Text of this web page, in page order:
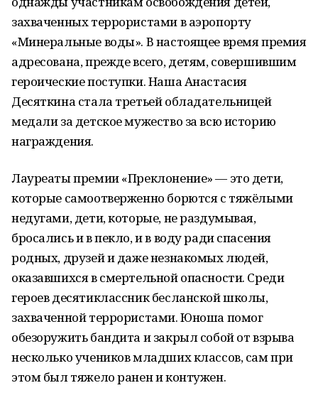
захваченных террористами в аэропорту
«Минеральные воды». В настоящее время премия
адресована, прежде всего, детям, совершившим
героические поступки. Наша Анастасия
Десяткина стала третьей обладательницей
медали за детское мужество за всю историю
награждения.
Лауреаты премии «Преклонение» — это дети,
которые самоотверженно борются с тяжёлыми
недугами, дети, которые, не раздумывая,
бросались и в пекло, и в воду ради спасения
родных, друзей и даже незнакомых людей,
оказавшихся в смертельной опасности. Среди
героев десятиклассник бесланской школы,
захваченной террористами. Юноша помог
обезоружить бандита и закрыл собой от взрыва
несколько учеников младших классов, сам при
этом был тяжело ранен и контужен.